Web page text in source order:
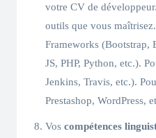
votre CV de
outils que vous
Frameworks (Bootstrap,
JS, PHP, Python, etc.).
Jenkins, Travis, etc.).
Prestashop, WordPress,
Vos compétences